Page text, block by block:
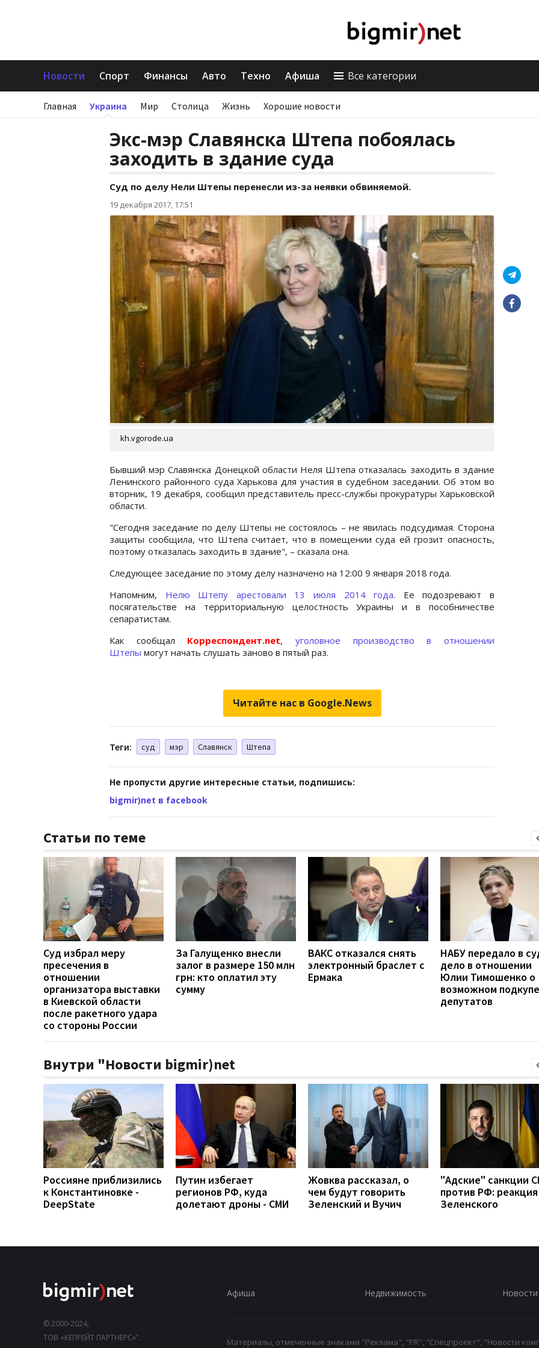
Новости Спорт Финансы Авто Техно Афиша Все категории
Главная Украина Мир Столица Жизнь Хорошие новости
Экс-мэр Славянска Штепа побоялась
заходить в здание суда
Суд по делу Нели Штепы перенесли из-за неявки обвиняемой.
19 декабря 2017, 17:51
kh.vgorode.ua
Бывший мэр Славянска Донецкой области Неля Штепа отказалась заходить в здание
Ленинского районного суда Харькова для участия в судебном заседании. Об этом во
вторник, 19 декабря, сообщил представитель пресс-службы прокуратуры Харьковской
области.
"Сегодня заседание по делу Штепы не состоялось – не явилась подсудимая. Сторона
защиты сообщила, что Штепа считает, что в помещении суда ей грозит опасность,
поэтому отказалась заходить в здание", – сказала она.
Следующее заседание по этому делу назначено на 12:00 9 января 2018 года.
Напомним, Нелю Штепу арестовали 13 июля 2014 года. Ее подозревают в
посягательстве на территориальную целостность Украины и в пособничестве
сепаратистам.
Как сообщал Корреспондент.net,уголовное производство в отношении
Штепы могут начать слушать заново в пятый раз.
Читайте нас в Google.News
Теги: суд мэр Славянск Штепа
Не пропусти другие интересные статьи, подпишись:
bigmir)net в facebook
Статьи по теме
Суд избрал меру
пресечения в
отношении
организатора выставки
в Киевской области
после ракетного удара
со стороны России
За Галущенко внесли
залог в размере 150 млн
грн: кто оплатил эту
сумму
ВАКС отказался снять
электронный браслет с
Ермака
НАБУ передало в
дело в отношении
Юлии Тимошенко о
возможном подкупе
депутатов
Внутри "Новости bigmir)net
Россияне приблизились
к Константиновке -
DeepState
Путин избегает
регионов РФ, куда
долетают дроны - СМИ
Жовква рассказал, о
чем будут говорить
Зеленский и Вучич
"Адские" санкции
против РФ: реакция
Зеленского
© 2000-2024,
ТОВ «КЕПРЕЙТ ПАРТНЕРС»".
Афиша Недвижимость Новости
Материалы, отмеченные знаками "Реклама", "PR", "Спецпроект", "Новости